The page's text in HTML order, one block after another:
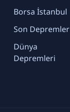
Borsa İstanbul
Son Depremler
Dünya
Depremleri